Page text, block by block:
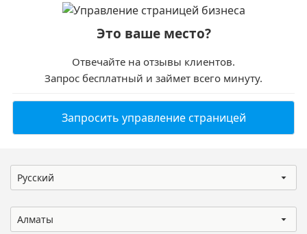
Это ваше место?
Отвечайте на отзывы клиентов.
Запрос бесплатный и займет всего минуту.
Запросить управление страницей
Русский
Алматы